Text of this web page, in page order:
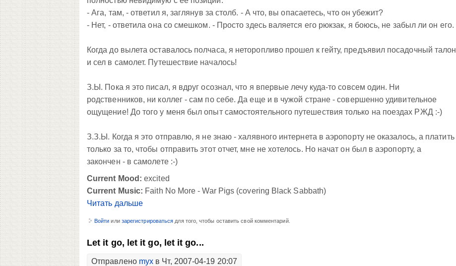
- Ага, там, - ответил я, заглянув за столб. - А что, вы опасаетесь, что он убежит?
- Нет, - ответила она со смешком. - Просто здесь валяется его рюкзак, я боюсь, не забыл ли он его.
Когда до вылета оставалось полчаса, я неторопливо прошел к гейту, предъявил посадочный талон
и сел в самолет. Путешествие началось!
З.Ы. Пока я это писал, я вдруг осознал, что я впервые лечу куда-то совсем один. Ни
родственников, ни коллег - сам по себе. Да еще и в чужой стране - совершенно удивительное
ощущение! До того у меня был опыт самостоятельного путешествия только на поездах РЖД :-)
З.З.Ы. Когда я это отправлю, я не знаю - халявного интернета в аэропорту не оказалось, а платить
только за то, чтобы отправить этот отчет, мне не хотелось. Но начат он был в аэропорту, а
закончен - в самолете :-)
Current Mood: excited
Current Music: Faith No More - War Pigs (covering Black Sabbath)
Читать дальше
Войти или зарегистрироваться для того, чтобы оставить свой комментарий.
Let it go, let it go, let it go...
Отправлено myx в Чт, 2007-04-19 20:07